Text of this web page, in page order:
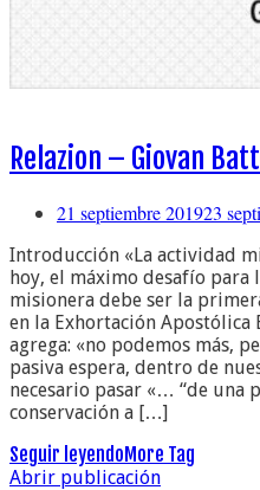
Relazion – Giovan
21 septiembre 201923
Introducción «La actividad
hoy, el máximo desafío para
misionera debe ser la
en la Exhortación Apostólica
agrega: «no podemos más,
pasiva espera, dentro de
necesario pasar «… “de una
conservación a […]
Seguir leyendoMore Tag
Abrir publicación